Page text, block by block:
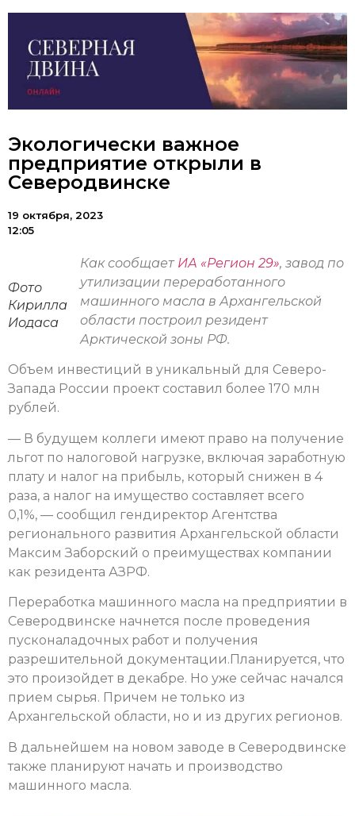
Экологически важное
предприятие открыли в
Северодвинске
19 октября, 2023
12:05
Фото
Кирилла
Иодаса
Как сообщает ИА «Регион 29», завод по
утилизации переработанного
машинного масла в Архангельской
области построил резидент
Арктической зоны РФ.
Объем инвестиций в уникальный для Северо-
Запада России проект составил более 170 млн
рублей.
— В будущем коллеги имеют право на получение
льгот по налоговой нагрузке, включая заработную
плату и налог на прибыль, который снижен в 4
раза, а налог на имущество составляет всего
0,1%, — сообщил гендиректор Агентства
регионального развития Архангельской области
Максим Заборский о преимуществах компании
как резидента АЗРФ.
Переработка машинного масла на предприятии в
Северодвинске начнется после проведения
пусконаладочных работ и получения
разрешительной документации.Планируется, что
это произойдет в декабре. Но уже сейчас начался
прием сырья. Причем не только из
Архангельской области, но и из других регионов.
В дальнейшем на новом заводе в Северодвинске
также планируют начать и производство
машинного масла.